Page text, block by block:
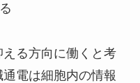
る方向に働くと考
電は細胞内の情報